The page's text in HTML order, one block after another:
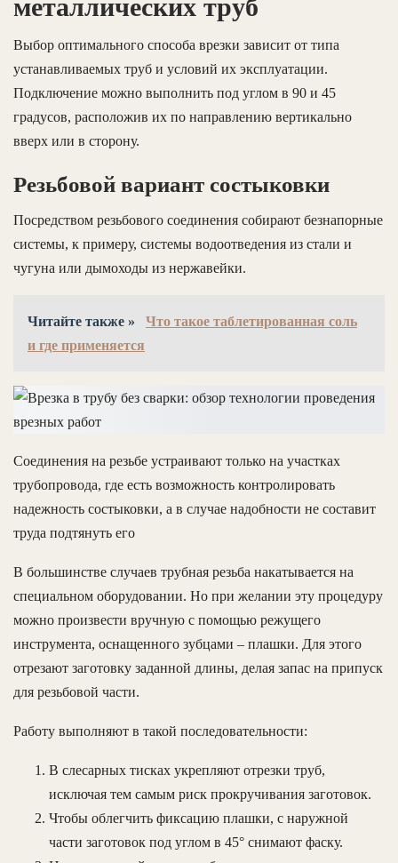
металлических труб
Выбор оптимального способа врезки зависит от типа
устанавливаемых труб и условий их эксплуатации.
Подключение можно выполнить под углом в 90 и 45
градусов, расположив их по направлению вертикально
вверх или в сторону.
Резьбовой вариант состыковки
Посредством резьбового соединения собирают безнапорные
системы, к примеру, системы водоотведения из стали и
чугуна или дымоходы из нержавейки.
Читайте также »
Что такое таблетированная соль
и где применяется
Соединения на резьбе устраивают только на участках
трубопровода, где есть возможность контролировать
надежность состыковки, а в случае надобности не составит
труда подтянуть его
В большинстве случаев трубная резьба накатывается на
специальном оборудовании. Но при желании эту процедуру
можно произвести вручную с помощью режущего
инструмента, оснащенного зубцами – плашки. Для этого
отрезают заготовку заданной длины, делая запас на припуск
для резьбовой части.
Работу выполняют в такой последовательности:
В слесарных тисках укрепляют отрезки труб,
исключая тем самым риск прокручивания заготовок.
Чтобы облегчить фиксацию плашки, с наружной
части заготовок под углом в 45° снимают фаску.